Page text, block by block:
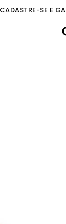
CADASTRE-SE E